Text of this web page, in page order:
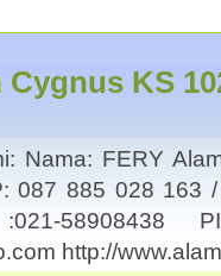
KS
Nama: FERY
087 885 028 163
http://